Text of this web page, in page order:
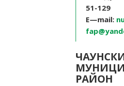
51-129
E—mail:
РАЙОН